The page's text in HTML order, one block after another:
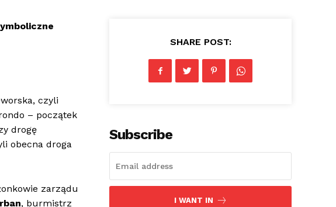
czyli
– początek
drogę
obecna droga
zarządu
, burmistrz
SHARE POST:
Subscribe
I WANT IN